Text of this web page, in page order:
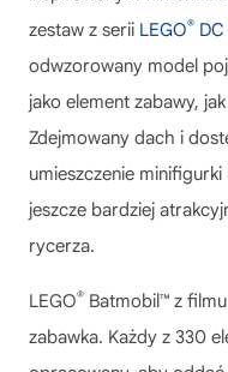
zestaw z serii LEGO® DC
odwzorowany model
jako element zabawy,
Zdejmowany dach i
umieszczenie
jeszcze bardziej
rycerza.
LEGO® Batmobil™ z
zabawka. Każdy z 330